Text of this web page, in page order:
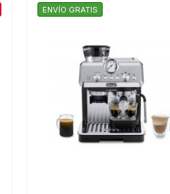
ENVÍO GRATIS